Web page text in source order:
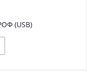
(USB)